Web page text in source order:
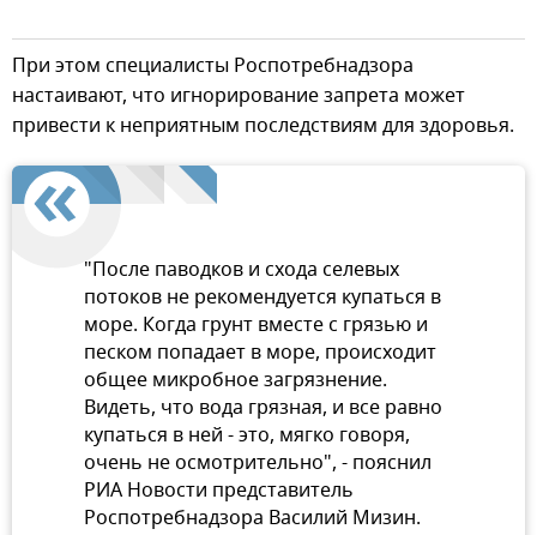
При этом специалисты Роспотребнадзора
настаивают, что игнорирование запрета может
привести к неприятным последствиям для здоровья.
"После паводков и схода селевых
потоков не рекомендуется купаться в
море. Когда грунт вместе с грязью и
песком попадает в море, происходит
общее микробное загрязнение.
Видеть, что вода грязная, и все равно
купаться в ней - это, мягко говоря,
очень не осмотрительно", - пояснил
РИА Новости представитель
Роспотребнадзора Василий Мизин.